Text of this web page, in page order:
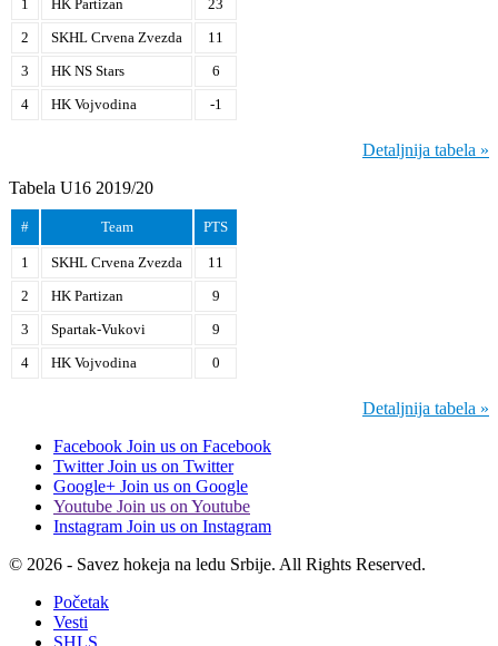
1 HK Partizan
23
2
SKHL Crvena Zvezda
11
3
HK NS Stars
6
4
HK Vojvodina -1
Detaljnija tabela »
Tabela U16 2019/20
# Team PTS
1 SKHL Crvena Zvezda
11
2
HK Partizan
9
3
Spartak-Vukovi
9
4
HK Vojvodina 0
Detaljnija tabela »
Facebook Join us on Facebook
Twitter Join us on Twitter
Google+ Join us on Google
Youtube Join us on Youtube
Instagram Join us on Instagram
© 2026 - Savez hokeja na ledu Srbije. All Rights Reserved.
Početak
Vesti
SHLS